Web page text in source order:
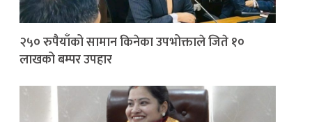
२५० रुपैयाँको सामान किनेका उपभोक्ताले जिते १०
लाखको बम्पर उपहार